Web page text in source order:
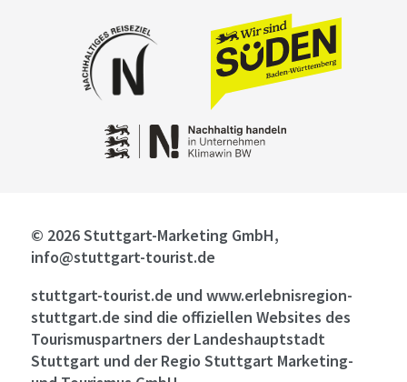
© 2026 Stuttgart-Marketing GmbH,
info@stuttgart-tourist.de
stuttgart-tourist.de und www.erlebnisregion-
stuttgart.de sind die offiziellen Websites des
Tourismuspartners der Landeshauptstadt
Stuttgart und der Regio Stuttgart Marketing-